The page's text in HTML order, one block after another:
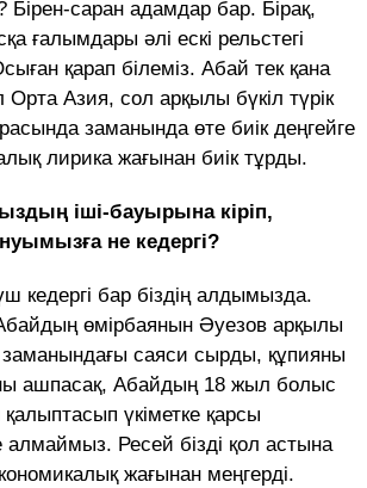
саран адамдар бар. Бірақ,
ғалымдары әлі ескі рельстегі
қарап білеміз. Абай тек қана
Орта Азия, сол арқылы бүкіл түрік
заманында өте биік деңгейге
лирика жағынан биік тұрды.
іші-бауырына кіріп,
не кедергі?
кедергі бар біздің алдымызда.
Абайдың өмірбаянын Әуезов арқылы
заманындағы саяси сырды, құпияны
ашпасақ, Абайдың 18 жыл болыс
үкіметке қарсы
алмаймыз. Ресей бізді қол астына
жағынан меңгерді.